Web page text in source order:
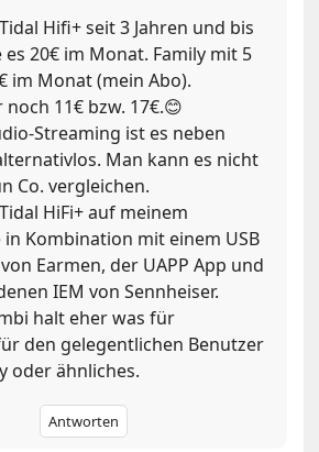
Hifi+ seit 3 Jahren und bis
20€ im Monat. Family mit 5
im Monat (mein Abo).
11€ bzw. 17€.😊
Streaming ist es neben
Man kann es nicht
Co. vergleichen.
HiFi+ auf meinem
Kombination mit einem USB
Earmen, der UAPP App und
IEM von Sennheiser.
halt eher was für
den gelegentlichen Benutzer
oder ähnliches.
Antworten